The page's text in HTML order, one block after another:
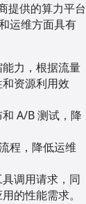
提供的算力平台
运维方面具有
力，根据流量
资源利用效
A/B 测试，降
程，降低运维
调用请求，同
的性能需求。